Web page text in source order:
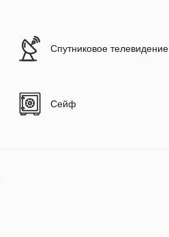
Спутниковое телевидение
Сейф